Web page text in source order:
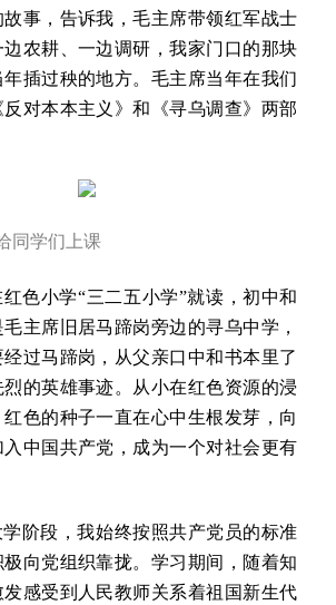
事，告诉我，毛主席带领红军战士
农耕、一边调研，我家门口的那块
插过秧的地方。毛主席当年在我们
对本本主义》和《寻乌调查》两部
同学们上课
色小学“三二五小学”就读，初中和
主席旧居马蹄岗旁边的寻乌中学，
过马蹄岗，从父亲口中和书本里了
的英雄事迹。从小在红色资源的浸
色的种子一直在心中生根发芽，向
中国共产党，成为一个对社会更有
阶段，我始终按照共产党员的标准
向党组织靠拢。学习期间，随着知
感受到人民教师关系着祖国新生代